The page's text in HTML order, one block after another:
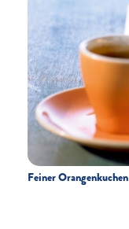
Feiner Orangenkuchen